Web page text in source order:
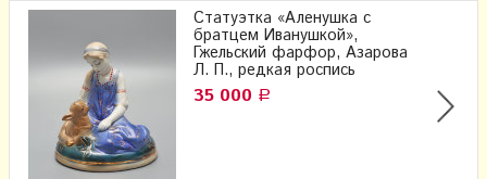
Статуэтка «Аленушка с
братцем Иванушкой»,
Гжельский фарфор, Азарова
Л. П., редкая роспись
35 000 Р